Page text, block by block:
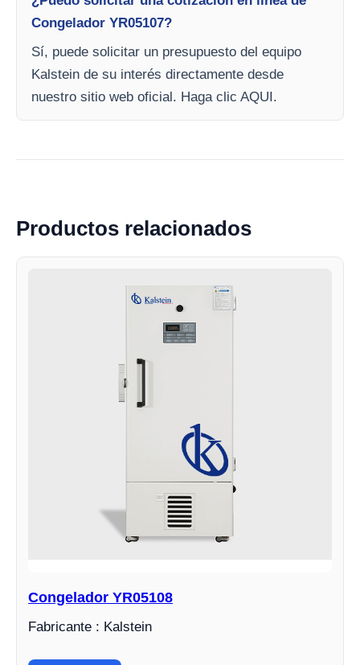
Congelador YR05107?
Sí, puede solicitar un presupuesto del equipo
Kalstein de su interés directamente desde
nuestro sitio web oficial. Haga clic AQUI.
Productos relacionados
Congelador YR05108
Fabricante : Kalstein